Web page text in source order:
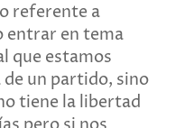
referente a
entrar en tema
que estamos
un par­tido, sino
tiene la libertad